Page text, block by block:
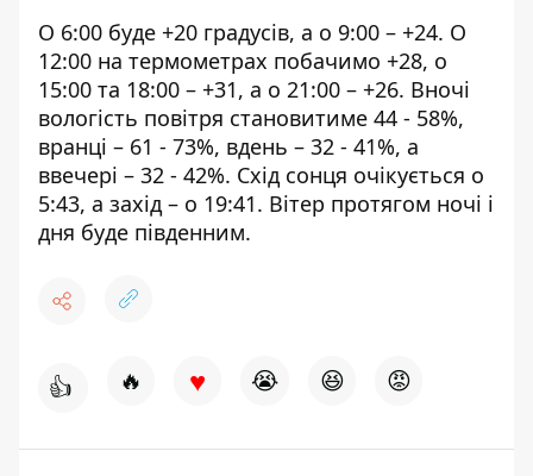
О 6:00 буде +20 градусів, а о 9:00 – +24. О
12:00 на термометрах побачимо +28, о
15:00 та 18:00 – +31, а о 21:00 – +26. Вночі
вологість повітря становитиме 44 - 58%,
вранці – 61 - 73%, вдень – 32 - 41%, а
ввечері – 32 - 42%. Схід сонця очікується о
5:43, а захід – о 19:41. Вітер протягом ночі і
дня буде південним.
👍 🔥 ♥ 😭 😆 😡